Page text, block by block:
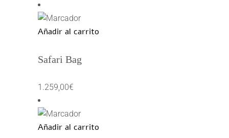
Añadir al carrito
Safari Bag
1.259,00€
Añadir al carrito